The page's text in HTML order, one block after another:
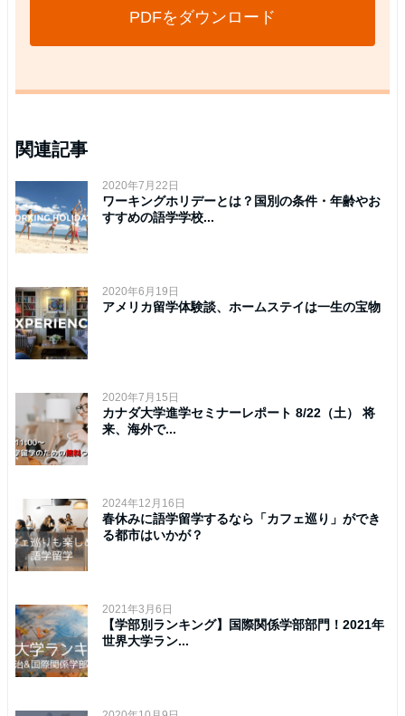
PDFをダウンロード
関連記事
2020年7月22日
ワーキングホリデーとは？国別の条件・年齢やお
すすめの語学学校...
2020年6月19日
アメリカ留学体験談、ホームステイは一生の宝物
2020年7月15日
カナダ大学進学セミナーレポート 8/22（土） 将
来、海外で...
2024年12月16日
春休みに語学留学するなら「カフェ巡り」ができ
る都市はいかが？
2021年3月6日
【学部別ランキング】国際関係学部部門！2021年
世界大学ラン...